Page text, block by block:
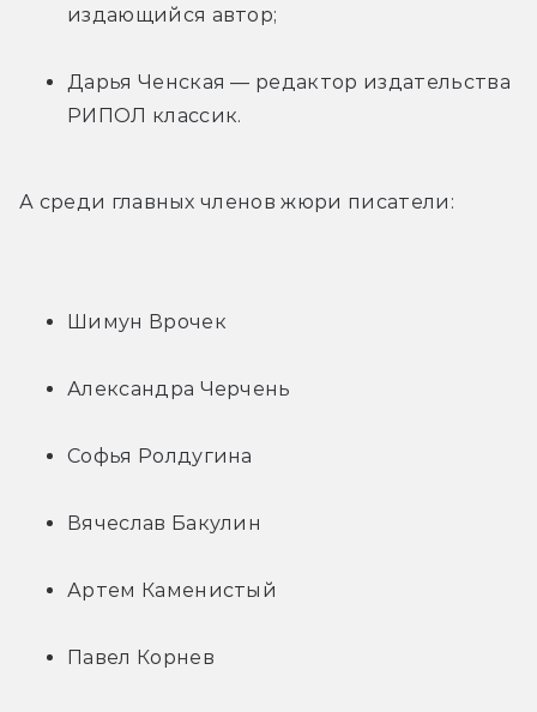
издающийся автор;
Дарья Ченская — редактор издательства
РИПОЛ классик.
А среди главных членов жюри писатели:
Шимун Врочек
Александра Черчень
Софья Ролдугина
Вячеслав Бакулин
Артем Каменистый
Павел Корнев